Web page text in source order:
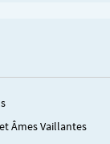
Âmes Vaillantes